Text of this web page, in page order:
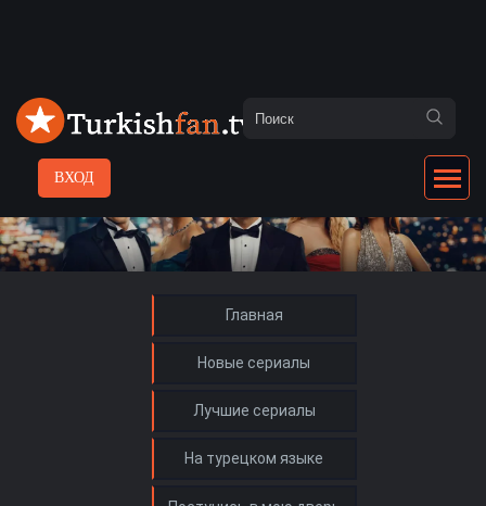
ВХОД
Главная
Новые сериалы
Лучшие сериалы
На турецком языке